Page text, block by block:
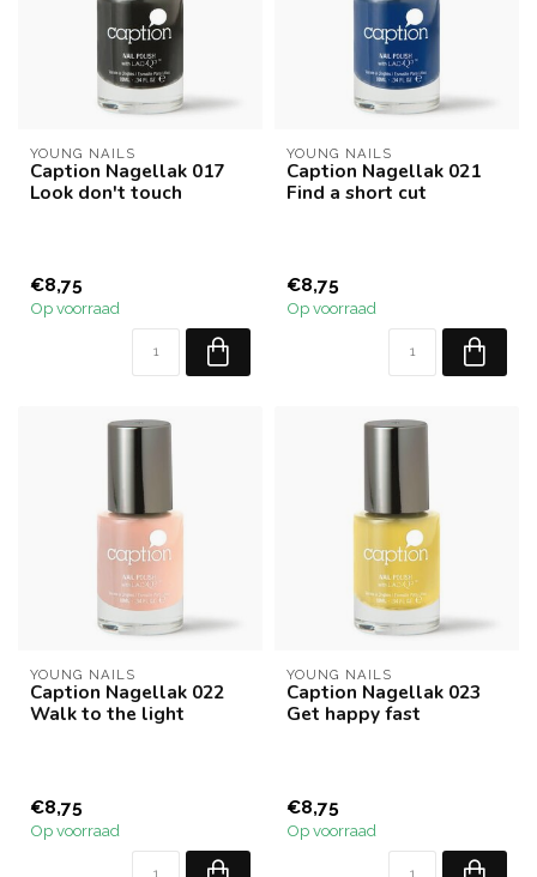
YOUNG NAILS
Caption Nagellak 017
Look don't touch
€8,75
Op voorraad
YOUNG NAILS
Caption Nagellak 021
Find a short cut
€8,75
Op voorraad
YOUNG NAILS
Caption Nagellak 022
Walk to the light
€8,75
Op voorraad
YOUNG NAILS
Caption Nagellak 023
Get happy fast
€8,75
Op voorraad